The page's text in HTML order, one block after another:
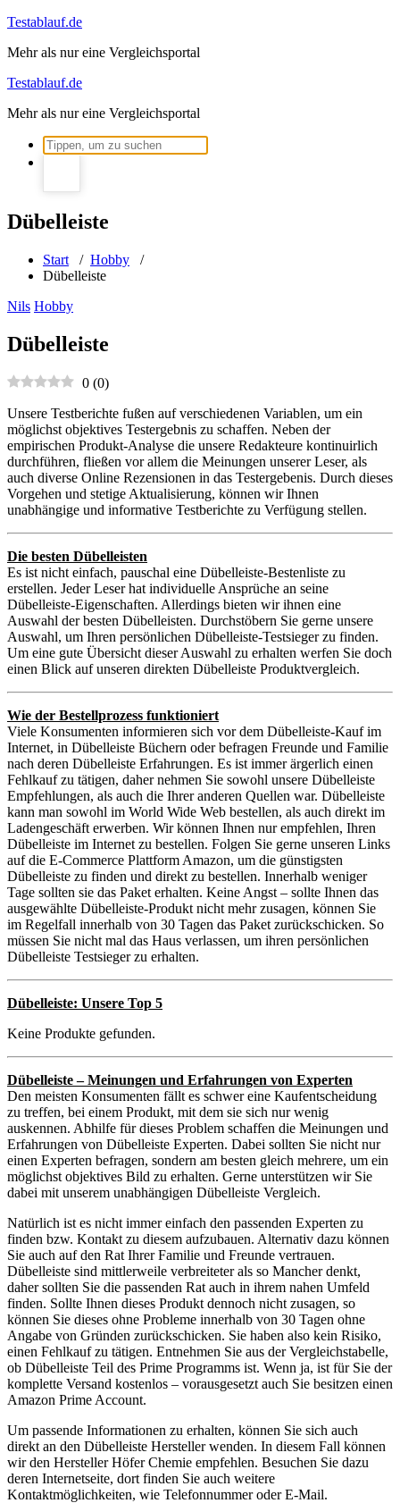
Zum
springen
Testablauf.de
Mehr als nur eine Vergleichsportal
Testablauf.de
Mehr als nur eine Vergleichsportal
Suchen
nach:
Dübelleiste
Start / Hobby /
Dübelleiste
Nils Hobby
Dübelleiste
0 (0)
Unsere Testberichte fußen auf verschiedenen Variablen, um ein
möglichst objektives Testergebnis zu schaffen. Neben der
empirischen Produkt-Analyse die unsere Redakteure kontinuirlich
durchführen, fließen vor allem die Meinungen unserer Leser, als
auch diverse Online Rezensionen in das Testergebenis. Durch dieses
Vorgehen und stetige Aktualisierung, können wir Ihnen
unabhängige und informative Testberichte zu Verfügung stellen.
Die besten Dübelleisten
Es ist nicht einfach, pauschal eine Dübelleiste-Bestenliste zu
erstellen. Jeder Leser hat individuelle Ansprüche an seine
Dübelleiste-Eigenschaften. Allerdings bieten wir ihnen eine
Auswahl der besten Dübelleisten. Durchstöbern Sie gerne unsere
Auswahl, um Ihren persönlichen Dübelleiste-Testsieger zu finden.
Um eine gute Übersicht dieser Auswahl zu erhalten werfen Sie doch
einen Blick auf unseren direkten Dübelleiste Produktvergleich.
Wie der Bestellprozess funktioniert
Viele Konsumenten informieren sich vor dem Dübelleiste-Kauf im
Internet, in Dübelleiste Büchern oder befragen Freunde und Familie
nach deren Dübelleiste Erfahrungen. Es ist immer ärgerlich einen
Fehlkauf zu tätigen, daher nehmen Sie sowohl unsere Dübelleiste
Empfehlungen, als auch die Ihrer anderen Quellen war. Dübelleiste
kann man sowohl im World Wide Web bestellen, als auch direkt im
Ladengeschäft erwerben. Wir können Ihnen nur empfehlen, Ihren
Dübelleiste im Internet zu bestellen. Folgen Sie gerne unseren Links
auf die E-Commerce Plattform Amazon, um die günstigsten
Dübelleiste zu finden und direkt zu bestellen. Innerhalb weniger
Tage sollten sie das Paket erhalten. Keine Angst – sollte Ihnen das
ausgewählte Dübelleiste-Produkt nicht mehr zusagen, können Sie
im Regelfall innerhalb von 30 Tagen das Paket zurückschicken. So
müssen Sie nicht mal das Haus verlassen, um ihren persönlichen
Dübelleiste Testsieger zu erhalten.
Dübelleiste: Unsere Top 5
Keine Produkte gefunden.
Dübelleiste – Meinungen und Erfahrungen von Experten
Den meisten Konsumenten fällt es schwer eine Kaufentscheidung
zu treffen, bei einem Produkt, mit dem sie sich nur wenig
auskennen. Abhilfe für dieses Problem schaffen die Meinungen und
Erfahrungen von Dübelleiste Experten. Dabei sollten Sie nicht nur
einen Experten befragen, sondern am besten gleich mehrere, um ein
möglichst objektives Bild zu erhalten. Gerne unterstützen wir Sie
dabei mit unserem unabhängigen Dübelleiste Vergleich.
Natürlich ist es nicht immer einfach den passenden Experten zu
finden bzw. Kontakt zu diesem aufzubauen. Alternativ dazu können
Sie auch auf den Rat Ihrer Familie und Freunde vertrauen.
Dübelleiste sind mittlerweile verbreiteter als so Mancher denkt,
daher sollten Sie die passenden Rat auch in ihrem nahen Umfeld
finden. Sollte Ihnen dieses Produkt dennoch nicht zusagen, so
können Sie dieses ohne Probleme innerhalb von 30 Tagen ohne
Angabe von Gründen zurückschicken. Sie haben also kein Risiko,
einen Fehlkauf zu tätigen. Entnehmen Sie aus der Vergleichstabelle,
ob Dübelleiste Teil des Prime Programms ist. Wenn ja, ist für Sie der
komplette Versand kostenlos – vorausgesetzt auch Sie besitzen einen
Amazon Prime Account.
Um passende Informationen zu erhalten, können Sie sich auch
direkt an den Dübelleiste Hersteller wenden. In diesem Fall können
wir den Hersteller Höfer Chemie empfehlen. Besuchen Sie dazu
deren Internetseite, dort finden Sie auch weitere
Kontaktmöglichkeiten, wie Telefonnummer oder E-Mail.